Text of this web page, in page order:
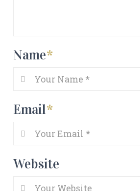
Name*
Email*
Website